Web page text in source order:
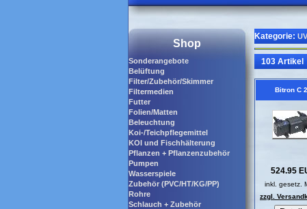
Shop
Sonderangebote
Belüftung
Filter/Zubehör/Skimmer
Filtermedien
Futter
Folien/Matten
Beleuchtung
Koi-/Teichpflegemittel
KOI und Fischhälterung
Pflanzen + Pflanzenzubehör
Pumpen
Wasserspiele
Zubehör (PVC/HT/KG/PP)
Rohre
Schlauch + Zubehör
Kategorie:
103 Artikel
Bitron C
524.95
inkl. gesetz.
zzgl.